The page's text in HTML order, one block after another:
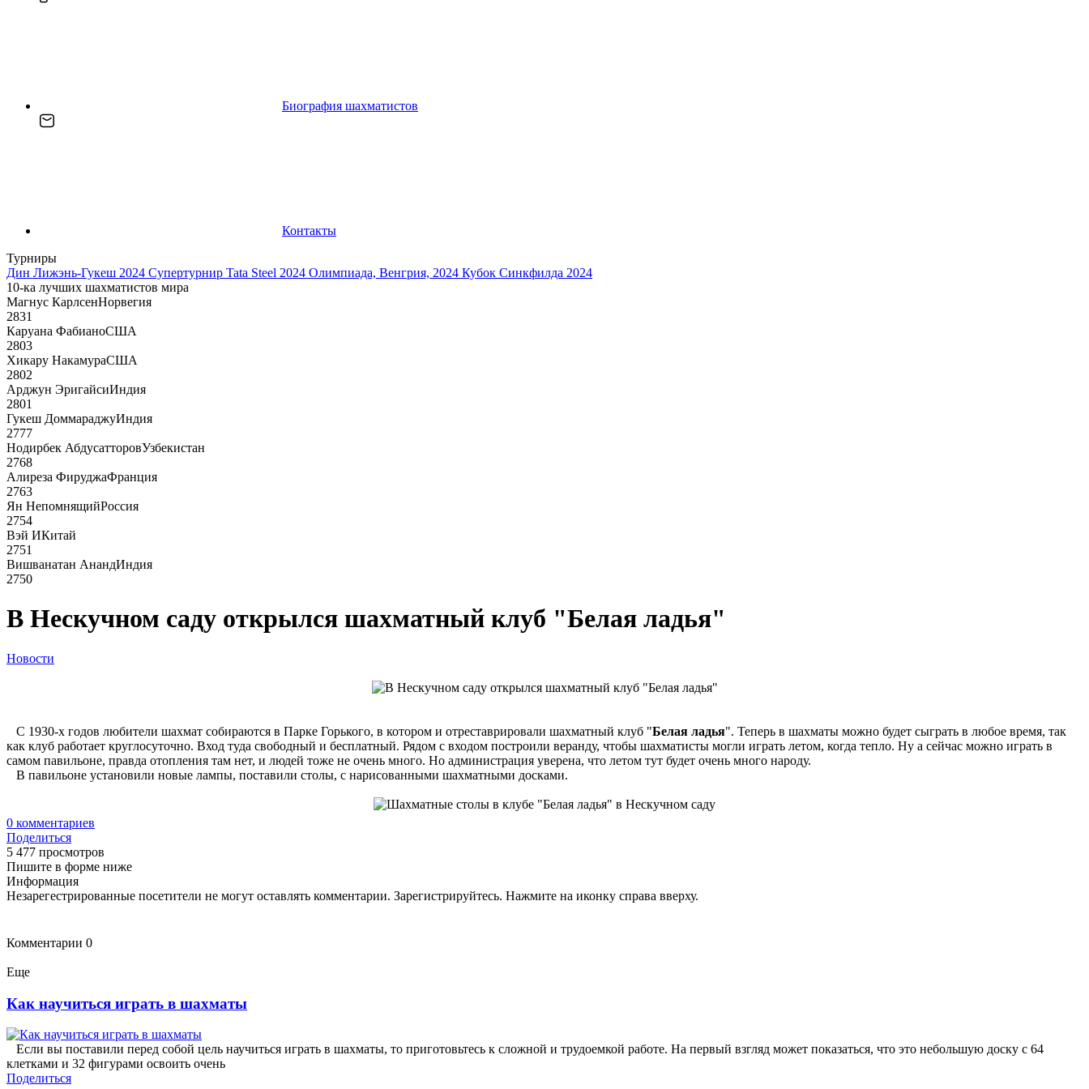
Биография шахматистов
Контакты
Турниры
Дин Лижэнь-Гукеш 2024 Супертурнир Tata Steel 2024 Олимпиада, Венгрия, 2024 Кубок Синкфилда 2024
10-ка лучших шахматистов мира
Магнус КарлсенНорвегия
2831
Каруана ФабианоСША
2803
Хикару НакамураСША
2802
Арджун ЭригайсиИндия
2801
Гукеш ДоммараджуИндия
2777
Нодирбек АбдусатторовУзбекистан
2768
Алиреза ФируджаФранция
2763
Ян НепомнящийРоссия
2754
Вэй ИКитай
2751
Вишванатан АнандИндия
2750
В Нескучном саду открылся шахматный клуб "Белая ладья"
Новости
C 1930-х годов любители шахмат собираются в Парке Горького, в котором и отреставрировали шахматный клуб "Белая ладья". Теперь в шахматы можно будет сыграть в любое время, так
как клуб работает круглосуточно. Вход туда свободный и бесплатный. Рядом с входом построили веранду, чтобы шахматисты могли играть летом, когда тепло. Ну а сейчас можно играть в
самом павильоне, правда отопления там нет, и людей тоже не очень много. Но администрация уверена, что летом тут будет очень много народу.
В павильоне установили новые лампы, поставили столы, с нарисованными шахматными досками.
0 комментариев
Поделиться
5 477 просмотров
Пишите в форме ниже
Информация
Незарегестрированные посетители не могут оставлять комментарии. Зарегистрируйтесь. Нажмите на иконку справа вверху.
Комментарии 0
Еще
Как научиться играть в шахматы
Если вы поставили перед собой цель научиться играть в шахматы, то приготовьтесь к сложной и трудоемкой работе. На первый взгляд может показаться, что это небольшую доску с 64
клетками и 32 фигурами освоить очень
Поделиться